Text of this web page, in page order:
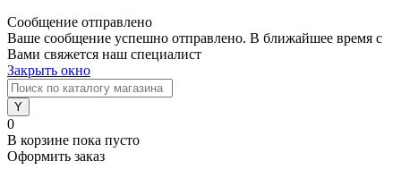
Сообщение отправлено
Ваше сообщение успешно отправлено. В ближайшее время с
Вами свяжется наш специалист
Закрыть окно
0
В корзине пока пусто
Оформить заказ